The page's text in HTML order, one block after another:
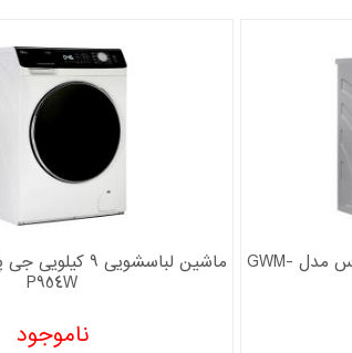
ماشین لباسشویی 9 کیلویی جی پلاس مدل GWM-
P954W
ناموجود